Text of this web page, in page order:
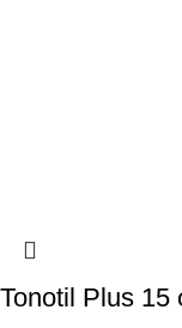
Tonotil Plus 15